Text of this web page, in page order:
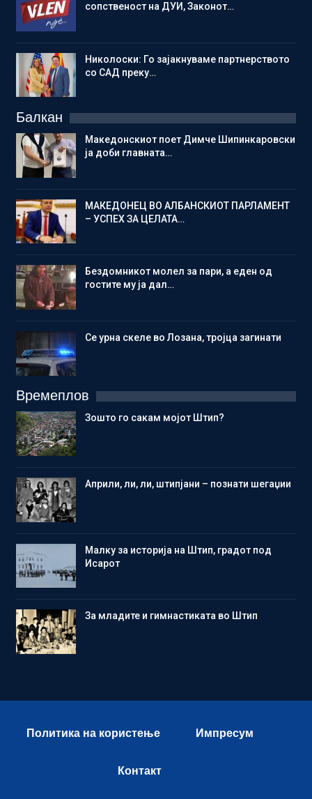
сопственост на ДУИ, Законот…
Николоски: Го зајакнуваме партнерството
со САД преку…
Балкан
Македонскиот поет Димче Шипинкаровски
ја доби главната…
МАКЕДОНЕЦ ВО АЛБАНСКИОТ ПАРЛАМЕНТ
– УСПЕХ ЗА ЦЕЛАТА…
Бездомникот молел за пари, а еден од
гостите му ја дал…
Се урна скеле во Лозана, тројца загинати
Времеплов
Зошто го сакам мојот Штип?
Aприли, ли, ли, штипјани – познати шегаџии
Малку за историја на Штип, градот под
Исарот
Зa младите и гимнастиката во Штип
Политика на користење Импресум
Контакт